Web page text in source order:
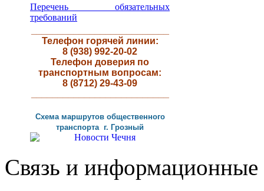
Перечень обязательных
требований
Телефон горячей линии:
8 (938) 992-20-02
Телефон доверия по
транспортным вопросам:
8 (8712) 29-43-09
Схема маршрутов общественного
транспорта г. Грозный
Связь и информационные